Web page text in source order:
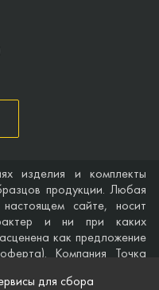
изделия и комплекты
продукции. Любая
сайте, носит
и ни при каких
как предложение
Компания Точка
веб-сайте, а также по
для сбора